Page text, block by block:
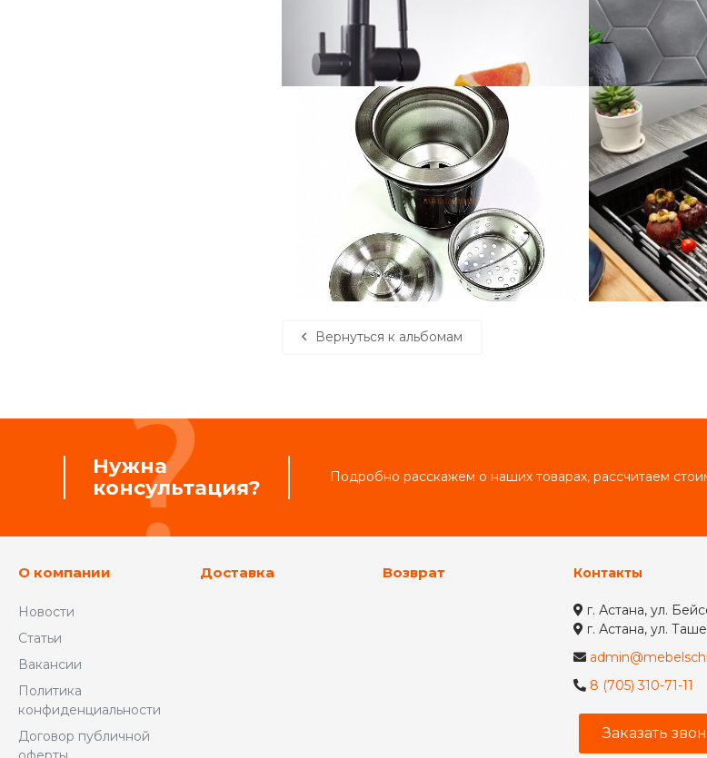
Вернуться к альбомам
Нужна
консультация?
Подробно расскажем о наших товарах, рассчитаем
О компании
Новости
Статьи
Вакансии
Политика
конфиденциальности
Договор публичной
Доставка Возврат Контакты
г. Астана, ул.
г. Астана, ул.
8 (705) 310-71-11
Заказать